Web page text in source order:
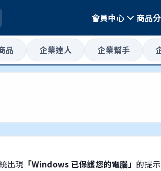
會員中心 商品
品 企業達人 企業幫手
出現 「Windows 已保護您的電腦」 的提